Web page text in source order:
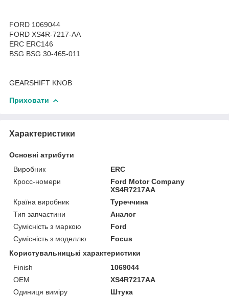
FORD 1069044
FORD XS4R-7217-AA
ERC ERC146
BSG BSG 30-465-011
GEARSHIFT KNOB
Приховати
Характеристики
Основні атрибути
Виробник
ERC
Кросс-номери
Ford Motor Company
XS4R7217AA
Країна виробник
Туреччина
Тип запчастини
Аналог
Сумісність з маркою
Ford
Сумісність з моделлю
Focus
Користувальницькі характеристики
Finish
1069044
OEM
XS4R7217AA
Одиниця виміру
Штука